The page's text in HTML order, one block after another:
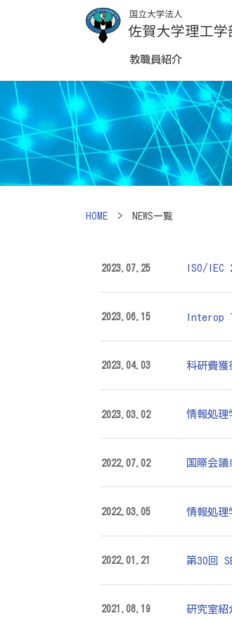
教職員紹介
HOME > NEWS一覧
2023.07.25 ISO/IEC
2023.06.15 Interop
2023.04.03 科研費獲
2023.03.02 情報処理
2022.07.02 国際会
2022.03.05 情報処理
2022.01.21 第30回
2021.08.19 研究室紹